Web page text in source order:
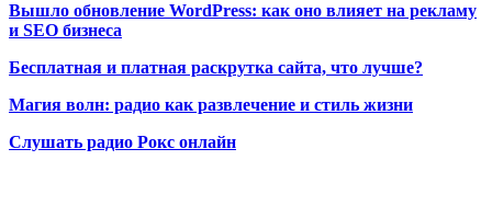
Вышло обновление WordPress: как оно влияет на рекламу
и SEO бизнеса
Бесплатная и платная раскрутка сайта, что лучше?
Магия волн: радио как развлечение и стиль жизни
Слушать радио Рокс онлайн